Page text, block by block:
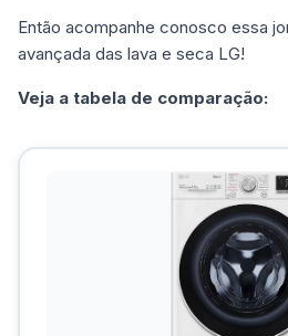
Então acompanhe conosco essa
avançada das lava e seca LG!
Veja a tabela de comparação: